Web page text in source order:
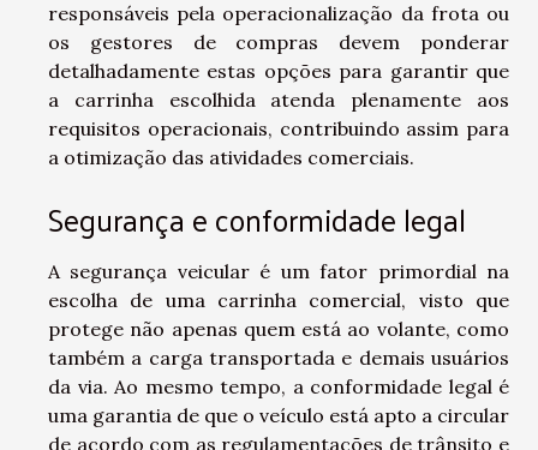
responsáveis pela operacionalização da frota ou
os gestores de compras devem ponderar
detalhadamente estas opções para garantir que
a carrinha escolhida atenda plenamente aos
requisitos operacionais, contribuindo assim para
a otimização das atividades comerciais.
Segurança e conformidade legal
A segurança veicular é um fator primordial na
escolha de uma carrinha comercial, visto que
protege não apenas quem está ao volante, como
também a carga transportada e demais usuários
da via. Ao mesmo tempo, a conformidade legal é
uma garantia de que o veículo está apto a circular
de acordo com as regulamentações de trânsito e